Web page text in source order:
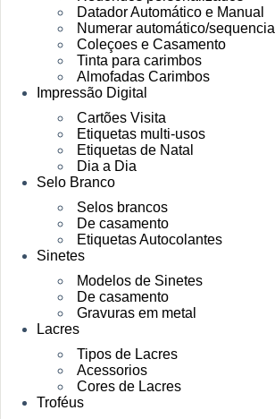
Datador Automático e Manual
Numerar automático/sequencial
Coleçoes e Casamento
Tinta para carimbos
Almofadas Carimbos
Impressão Digital
Cartões Visita
Etiquetas multi-usos
Etiquetas de Natal
Dia a Dia
Selo Branco
Selos brancos
De casamento
Etiquetas Autocolantes
Sinetes
Modelos de Sinetes
De casamento
Gravuras em metal
Lacres
Tipos de Lacres
Acessorios
Cores de Lacres
Troféus